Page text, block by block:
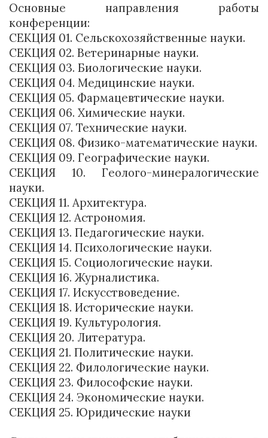
Основные направления работы
конференции:
СЕКЦИЯ 01. Сельскохозяйственные науки.
СЕКЦИЯ 02. Ветеринарные науки.
СЕКЦИЯ 03. Биологические науки.
СЕКЦИЯ 04. Медицинские науки.
СЕКЦИЯ 05. Фармацевтические науки.
СЕКЦИЯ 06. Химические науки.
СЕКЦИЯ 07. Технические науки.
СЕКЦИЯ 08. Физико-математические науки.
СЕКЦИЯ 09. Географические науки.
СЕКЦИЯ 10. Геолого-минералогические
науки.
СЕКЦИЯ 11. Архитектура.
СЕКЦИЯ 12. Астрономия.
СЕКЦИЯ 13. Педагогические науки.
СЕКЦИЯ 14. Психологические науки.
СЕКЦИЯ 15. Социологические науки.
СЕКЦИЯ 16. Журналистика.
СЕКЦИЯ 17. Искусствоведение.
СЕКЦИЯ 18. Исторические науки.
СЕКЦИЯ 19. Культурология.
СЕКЦИЯ 20. Литература.
СЕКЦИЯ 21. Политические науки.
СЕКЦИЯ 22. Филологические науки.
СЕКЦИЯ 23. Философские науки.
СЕКЦИЯ 24. Экономические науки.
СЕКЦИЯ 25. Юридические науки